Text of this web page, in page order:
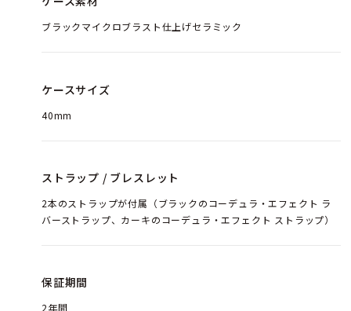
ブラックマイクロブラスト仕上げセラミック
ケースサイズ
40mm
ストラップ / ブレスレット
2本のストラップが付属（ブラックのコーデュラ・エフェクト ラ
バーストラップ、カーキのコーデュラ・エフェクト ストラップ）
保証期間
2年間